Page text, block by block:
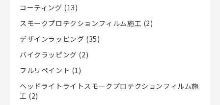
コーティング (13)
スモークプロテクションフィルム施工 (2)
デザインラッピング (35)
バイクラッピング (2)
フルリペイント (1)
ヘッドライトライトスモークプロテクションフィルム施
工 (2)